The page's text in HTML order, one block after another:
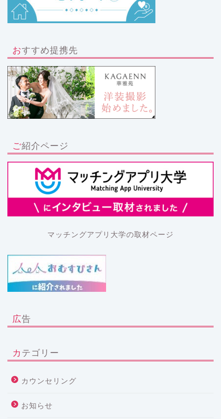
おすすめ提携先
ご紹介ページ
マッチングアプリ大学の取材ページ
広告
カテゴリー
カウンセリング
お知らせ